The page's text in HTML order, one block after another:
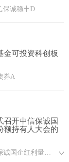
保诚稳丰D
金可投资科创板
券A
召开中信保诚国
额持有人大会的
中信保诚国企红利量化股票A 中信保诚国企红利量化股票C